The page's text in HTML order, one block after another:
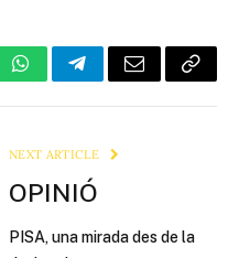
WhatsAppTelegramEmail Copy
NEXT ARTICLE
OPINIÓ
PISA, una mirada des de la